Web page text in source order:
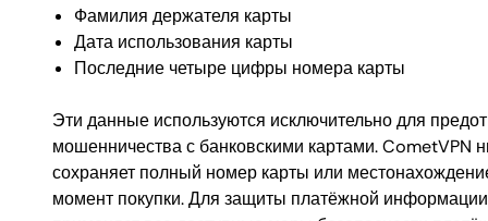
Фамилия держателя карты
Дата использования карты
Последние четыре цифры номера карты
Эти данные используются исключительно для
мошенничества с банковскими картами. CometVPN
сохраняет полный номер карты или
момент покупки. Для защиты платёжной